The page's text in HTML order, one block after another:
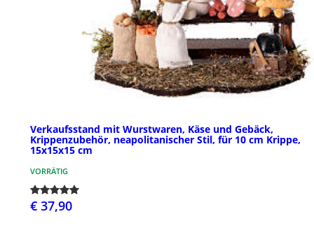
Verkaufsstand mit Wurstwaren, Käse und Gebäck,
Krippenzubehör, neapolitanischer Stil, für 10 cm Krippe,
15x15x15 cm
VORRÄTIG
€ 37,90